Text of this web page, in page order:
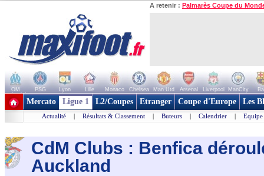
A retenir : Palmarès Coupe du
OM PSG Lyon Lille Monaco Chelsea Man Utd Arsenal Liverpool ManCity
+ de clubs
Mercato Ligue 1 L2/Coupes Etranger Coupe d'Europe Les
Actualité | Résultats & Classement | Buteurs | Calendrier | Equipe
CdM Clubs : Benfica
Auckland